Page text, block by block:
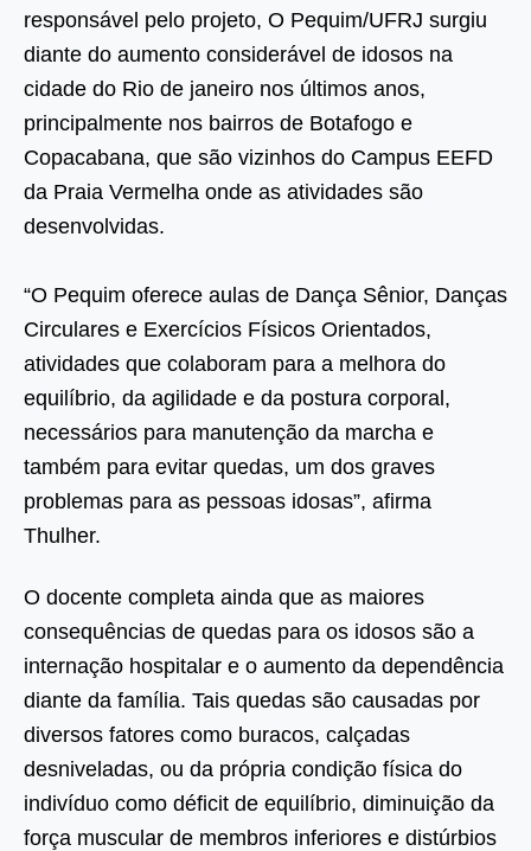
responsável pelo projeto, O Pequim/UFRJ surgiu
diante do aumento considerável de idosos na
cidade do Rio de janeiro nos últimos anos,
principalmente nos bairros de Botafogo e
Copacabana, que são vizinhos do Campus EEFD
da Praia Vermelha onde as atividades são
desenvolvidas.
“O Pequim oferece aulas de Dança Sênior, Danças
Circulares e Exercícios Físicos Orientados,
atividades que colaboram para a melhora do
equilíbrio, da agilidade e da postura corporal,
necessários para manutenção da marcha e
também para evitar quedas, um dos graves
problemas para as pessoas idosas”, afirma
Thulher.
O docente completa ainda que as maiores
consequências de quedas para os idosos são a
internação hospitalar e o aumento da dependência
diante da família. Tais quedas são causadas por
diversos fatores como buracos, calçadas
desniveladas, ou da própria condição física do
indivíduo como déficit de equilíbrio, diminuição da
força muscular de membros inferiores e distúrbios